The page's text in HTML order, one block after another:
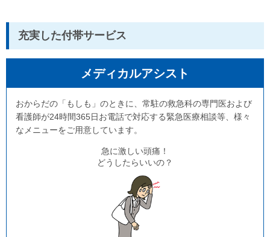
充実した付帯サービス
メディカルアシスト
おからだの「もしも」のときに、常駐の救急科の専門医および
看護師が24時間365日お電話で対応する緊急医療相談等、様々
なメニューをご用意しています。
急に激しい頭痛！
どうしたらいいの？